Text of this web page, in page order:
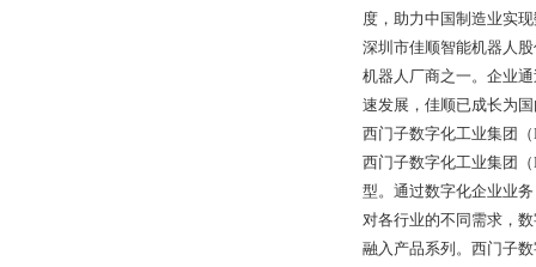
度，助力中国制造业实
深圳市佳顺智能机器人
机器人厂商之一。企业
速发展，佳顺已成长为
西门子数字化工业集团
西门子数字化工业集团
型。通过数字化企业业
对各行业的不同需求，
融入产品系列。西门子